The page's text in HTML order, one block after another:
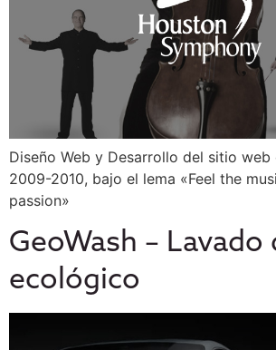
Diseño Web y Desarrollo del sitio
2009-2010, bajo el lema «Feel the
passion»
GeoWash – Lavado
ecológico